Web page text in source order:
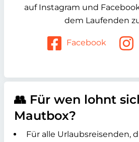
auf Instagram und
dem Laufenden
Facebook
👥 Für wen lohnt
Mautbox?
Für alle Urlaubsreisenden,